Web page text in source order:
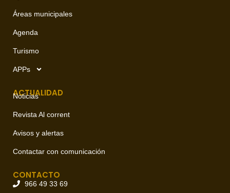
Áreas municipales
Agenda
Turismo
APPs
ACTUALIDAD
Noticias
Revista Al corrent
Avisos y alertas
Contactar con comunicación
CONTACTO
966 49 33 69